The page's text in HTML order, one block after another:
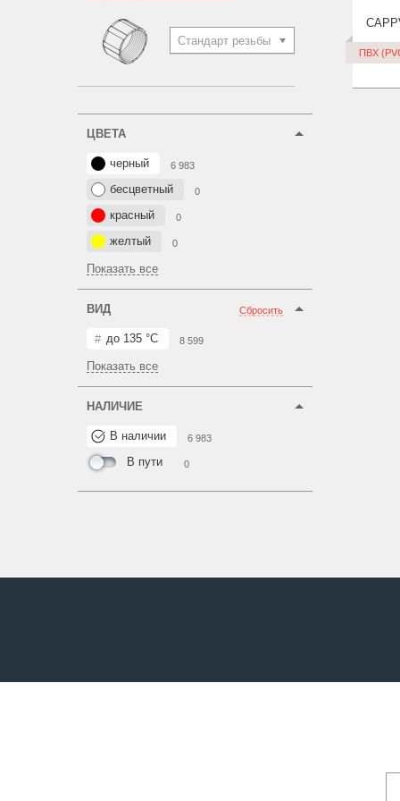
Стандарт резьбы
ЦВЕТА
черный 6 983
бесцветный 0
красный 0
желтый 0
Показать все
ВИД Сбросить
до 135 °С 8 599
Показать все
НАЛИЧИЕ
В наличии 6 983
В пути 0
ПВХ